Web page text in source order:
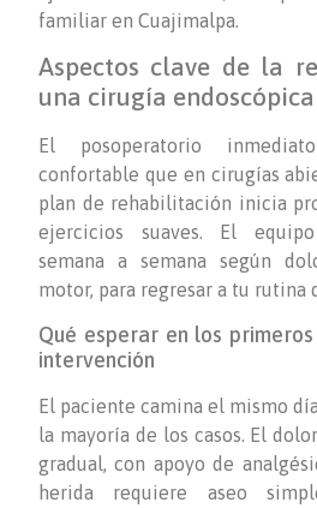
familiar en Cuajimalpa.
Aspectos clave de la
una cirugía endoscópica
El posoperatorio
confortable que en cirugías
plan de rehabilitación inicia
ejercicios suaves. El
semana a semana según
motor, para regresar a tu rutina
Qué esperar en los
intervención
El paciente camina el mismo
la mayoría de los casos. El
gradual, con apoyo de
herida requiere aseo